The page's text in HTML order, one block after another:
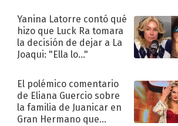
Yanina Latorre contó qué
hizo que Luck Ra tomara
la decisión de dejar a La
Joaqui: "Ella lo..."
El polémico comentario
de Eliana Guercio sobre
la familia de Juanicar en
Gran Hermano que